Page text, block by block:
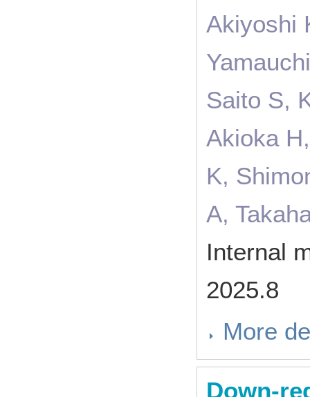
Akiyoshi
Saito S,
Akioka
K,
A,
Internal
2025.8
More
Down-